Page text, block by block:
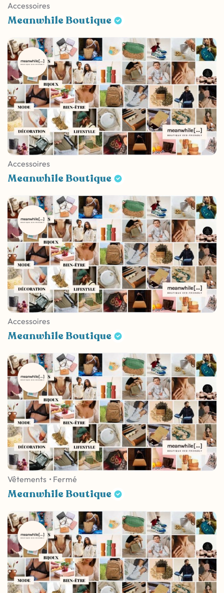
Accessoires
Meanwhile Boutique
Accessoires
Meanwhile Boutique
Accessoires
Meanwhile Boutique
Vêtements • Fermé
Meanwhile Boutique